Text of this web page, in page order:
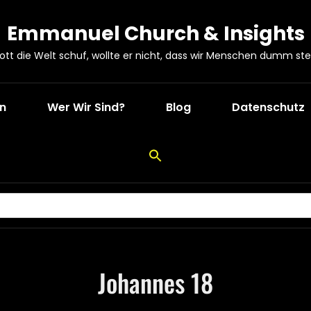
Emmanuel Church & Insights
die Welt schuf, wollte er nicht, dass wir Menschen dumm
Wer Wir Sind? Blog Datenschutz
Johannes 18